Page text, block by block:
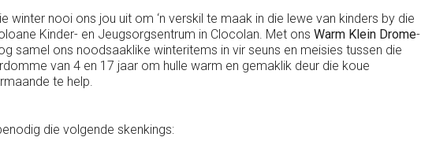
winter nooi ons jou uit om ‘n verskil te maak in die lewe van kinders by die
Kinder- en Jeugsorgsentrum in Clocolan. Met ons Warm Klein Drome-
samel ons noodsaaklike winteritems in vir seuns en meisies tussen die
van 4 en 17 jaar om hulle warm en gemaklik deur die koue
te help.
die volgende skenkings: